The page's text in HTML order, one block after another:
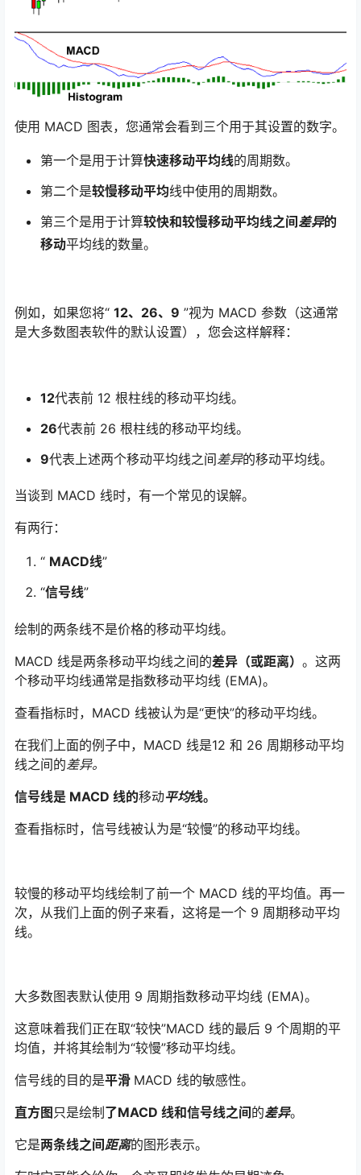
使用 MACD 图表，您通常会看到三个用于其设置的数字。
第一个是用于计算快速移动平均线的周期数。
第二个是较慢移动平均线中使用的周期数。
第三个是用于计算较快和较慢移动平均线之间 差异的
移动平均线的数量。
例如，如果您将“ 12、26、9 ”视为 MACD 参数（这通常
是大多数图表软件的默认设置），您会这样解释：
12代表前 12 根柱线的移动平均线。
26代表前 26 根柱线的移动平均线。
9代表上述两个移动平均线之间差异的移动平均线。
当谈到 MACD 线时，有一个常见的误解。
有两行：
“ MACD线”
“信号线”
绘制的两条线不是价格的移动平均线。
MACD 线是两条移动平均线之间的差异（或距离） 。这两
个移动平均线通常是指数移动平均线 (EMA)。
查看指标时，MACD 线被认为是“更快”的移动平均线。
在我们上面的例子中，MACD 线是12 和 26 周期移动平均
线之间的差异。
信号线是 MACD 线的移动平均线。
查看指标时，信号线被认为是“较慢”的移动平均线。
较慢的移动平均线绘制了前一个 MACD 线的平均值。再一
次，从我们上面的例子来看，这将是一个 9 周期移动平均
线。
大多数图表默认使用 9 周期指数移动平均线 (EMA)。
这意味着我们正在取“较快”MACD 线的最后 9 个周期的平
均值，并将其绘制为“较慢”移动平均线。
信号线的目的是平滑 MACD 线的敏感性。
直方图只是绘制了MACD 线和信号线之间的差异。
它是两条线之间距离的图形表示。